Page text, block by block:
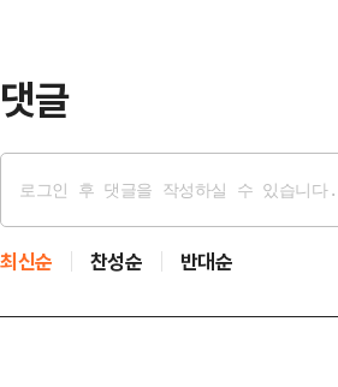
댓글
최신순 찬성순 반대순